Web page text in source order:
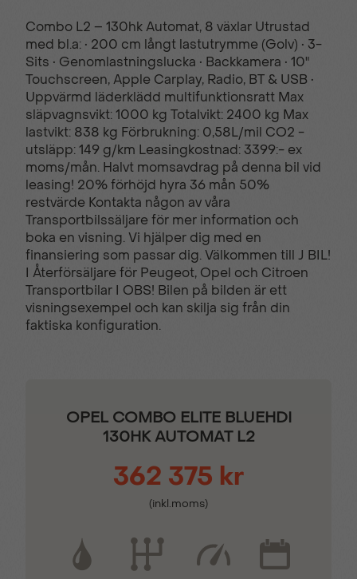
lastutrymmet
uttag i kupé
Automatisk
klimatanläggning
Automatisk
helljusassistent
Belysning i
lastutrymmet
Dimstrålkastare
Dödavinkelvarnare Eluppvärmd vindruta
Farthållare &
fartbegränsare
Filhållningsassistans
Höger sidoskjutdörr
IntelliLux® Lastöglor i
golvet
Matrix LED-strålkastare
Keyless Kromade innerhandtag
Combo L2 – 130hk Automat, 8 växlar Utrustad
med bl.a: • 200 cm långt lastutrymme (Golv) • 3-
Sits • Genomlastningslucka • Backkamera • 10"
Touchscreen, Apple Carplay, Radio, BT & USB •
Uppvärmd läderklädd multifunktionsratt Max
släpvagnsvikt: 1000 kg Totalvikt: 2400 kg Max
lastvikt: 838 kg Förbrukning: 0,58L/mil CO2 -
utsläpp: 149 g/km Leasingkostnad: 3399:- ex
moms/mån. Halvt momsavdrag på denna bil vid
leasing! 20% förhöjd hyra 36 mån 50%
restvärde Kontakta någon av våra
Transportbilssäljare för mer information och
boka en visning. Vi hjälper dig med en
finansiering som passar dig. Välkommen till J BIL!
I Återförsäljare för Peugeot, Opel och Citroen
Transportbilar I OBS! Bilen på bilden är ett
visningsexempel och kan skilja sig från din
faktiska konfiguration.
OPEL COMBO ELITE BLUEHDI
130HK AUTOMAT L2
362 375 kr
(inkl.moms)